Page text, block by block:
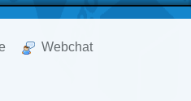
Webchat